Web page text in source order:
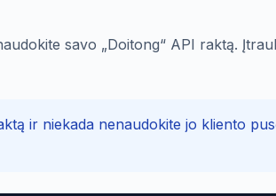
savo „Doitong“ API raktą.
ir niekada nenaudokite jo kliento